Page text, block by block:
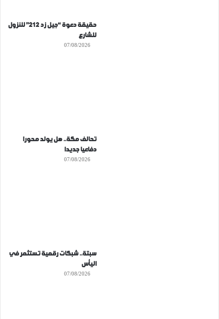
حقيقة دعوة “جيل زد 212” للنزول
للشارع
07/08/2026
تحالف مكة.. هل يولد محورا
دفاعيا جديدا
07/08/2026
سبتة.. شبكات رقمية تستثمر في
اليأس
07/08/2026